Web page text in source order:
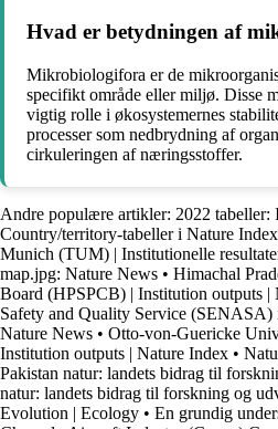
Hvad er betydningen af
Mikrobiologifora er de
specifikt område eller miljø. Disse
vigtig rolle i økosystemernes
processer som nedbrydning af
cirkuleringen af ​​næringsstoffer.
Andre populære artikler: 2022 tabeller:
Country/territory-tabeller i Nature Index
Munich (TUM) | Institutionelle
map.jpg: Nature News • Himachal
Board (HPSPCB) | Institution outputs |
Safety and Quality Service (SENASA)
Nature News • Otto-von-Guericke
Institution outputs | Nature Index •
Pakistan natur: landets bidrag til
natur: landets bidrag til forskning og
Evolution | Ecology • En grundig